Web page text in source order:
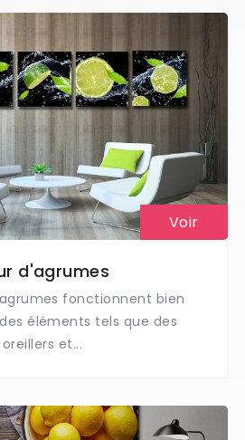
Voir
d'agrumes
fonctionnent bien
éléments tels que des
oreillers et...